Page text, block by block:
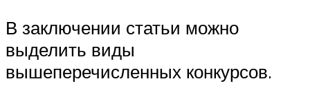
В заключении статьи можно
выделить виды
вышеперечисленных конкурсов.